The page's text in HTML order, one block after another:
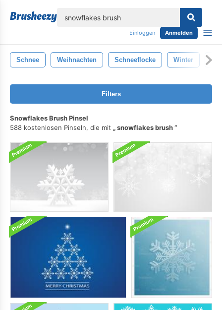
Einloggen Anmelden
Schnee Weihnachten Schneeflocke Winter
Filters
Snowflakes Brush Pinsel
588 kostenlosen Pinseln, die mit
snowflakes brush